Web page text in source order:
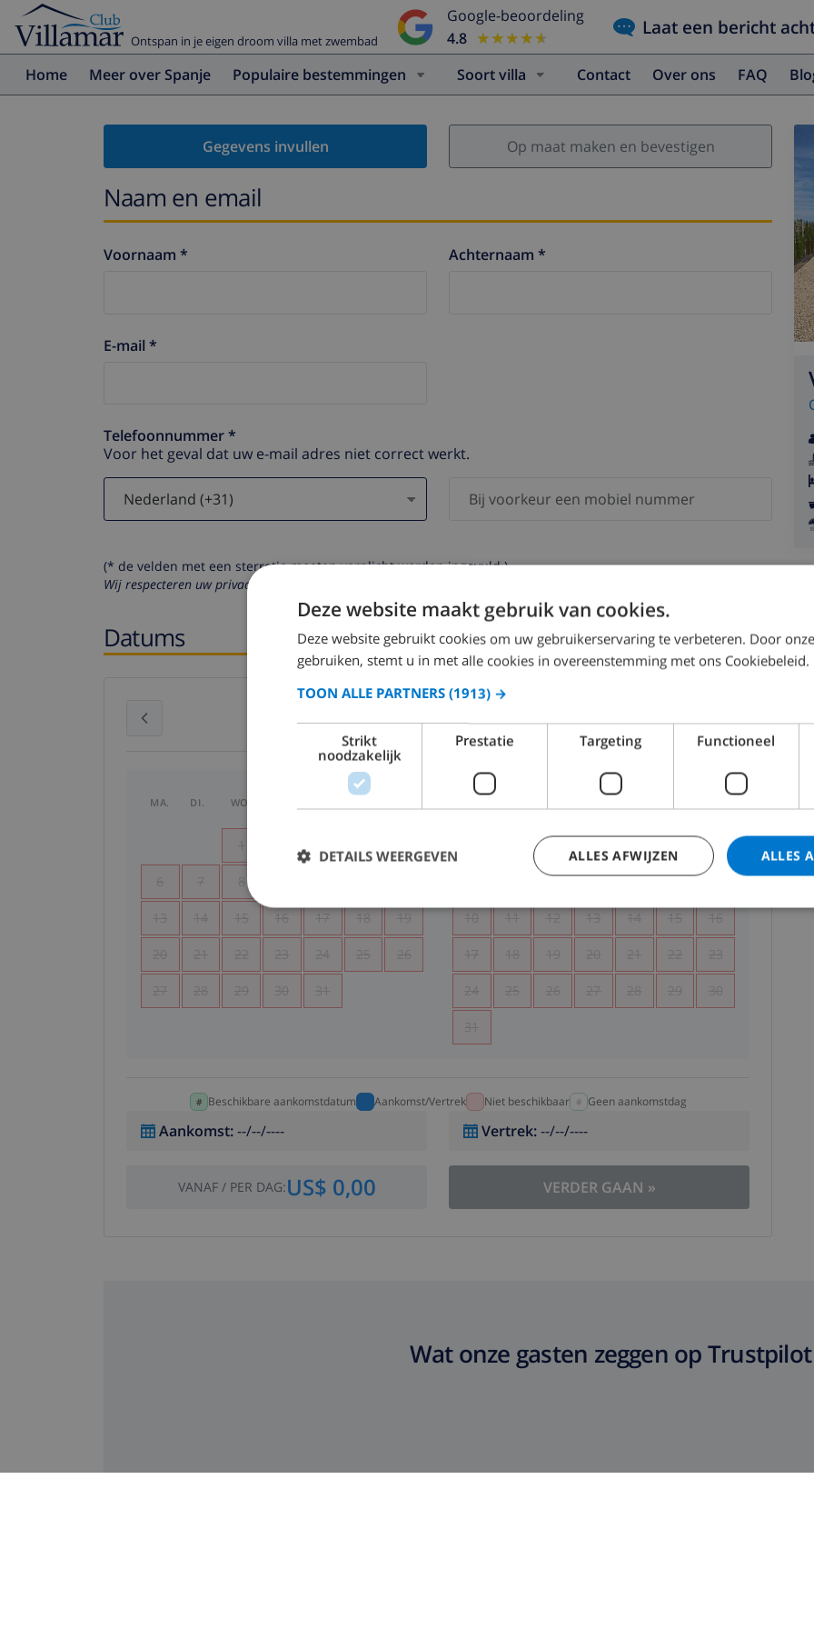
Ontspan in je eigen droom villa met zwembad
Google-beoordeling
4.8 ★★★★★
★★★★★ Laat een bericht
Home Meer over Spanje Populaire bestemmingen Soort villa Contact Over ons FAQ
Gegevens invullen Op maat maken en bevestigen
Naam en email
Voornaam * Achternaam *
E-mail *
Telefoonnummer *
Voor het geval dat uw e-mail adres niet correct werkt.
(* de velden met een sterretje moeten verplicht worden ingevuld )
Wij respecteren uw privacy. Uw persoonlijke gegevens worden nooit aan derden verstrekt.
Datums
juli 2026 augustus 2026
MA. DI. WO.
1
6 7 8
13 14 15 16 17 18 19
20 21 22 23 24 25 26
27 28 29 30 31
2
5 6 7 8
10 11 12 13 14 15 16
17 18 19 20 21 22 23
24 25 26 27 28 29 30
31
Beschikbare aankomstdatum Aankomst/Vertrek Niet beschikbaar Geen aankomstdag
Aankomst:--/--/---- Vertrek:--/--/----
VANAF/ PER DAG:US$ 0,00 VERDER GAAN »
Wat onze gasten zeggen op Trustpilot
Deze website maakt gebruik van cookies.
Deze website gebruikt cookies om uw gebruikerservaring te verbeteren. Door
gebruiken, stemt u in met alle cookies in overeenstemming met ons Cookiebeleid.
TOON ALLE PARTNERS (1913) →
Strikt
noodzakelijk
Prestatie Targeting Functioneel
ALLES
ALLES AFWIJZEN
DETAILS WEERGEVEN